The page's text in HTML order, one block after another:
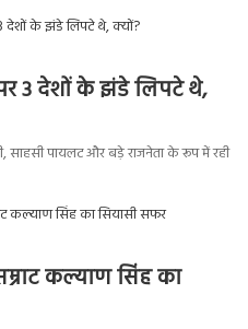
3 देशों के झंडे लिपटे थे,
साहसी पायलट और बड़े राजनेता के रूप में रही
कल्याण सिंह का